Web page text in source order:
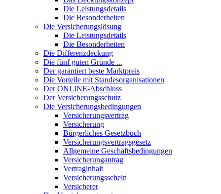
Die Leistungsdetails
Die Besonderheiten
Die Versicherungslösung
Die Leistungsdetails
Die Besonderheiten
Die Differenzdeckung
Die fünf guten Gründe ...
Der garantiert beste Marktpreis
Die Vorteile mit Standesorganisationen
Der ONLINE-Abschluss
Der Versicherungsschutz
Die Versicherungsbedingungen
Versicherungsvertrag
Versicherung
Bürgerliches Gesetzbuch
Versicherungsvertragsgesetz
Allgemeine Geschäftsbedingungen
Versicherungantrag
Vertraginhalt
Versicherungsschein
Versicherer